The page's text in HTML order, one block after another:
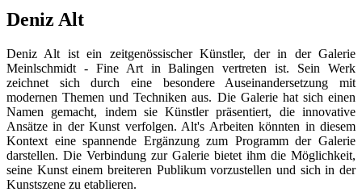
Deniz Alt
Deniz Alt ist ein zeitgenössischer Künstler, der in der Galerie
Meinlschmidt - Fine Art in Balingen vertreten ist. Sein Werk
zeichnet sich durch eine besondere Auseinandersetzung mit
modernen Themen und Techniken aus. Die Galerie hat sich einen
Namen gemacht, indem sie Künstler präsentiert, die innovative
Ansätze in der Kunst verfolgen. Alt's Arbeiten könnten in diesem
Kontext eine spannende Ergänzung zum Programm der Galerie
darstellen. Die Verbindung zur Galerie bietet ihm die Möglichkeit,
seine Kunst einem breiteren Publikum vorzustellen und sich in der
Kunstszene zu etablieren.